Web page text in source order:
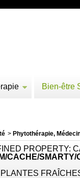
Bien-être
> Phytothérapie,
PROPERTY:
CACHE/